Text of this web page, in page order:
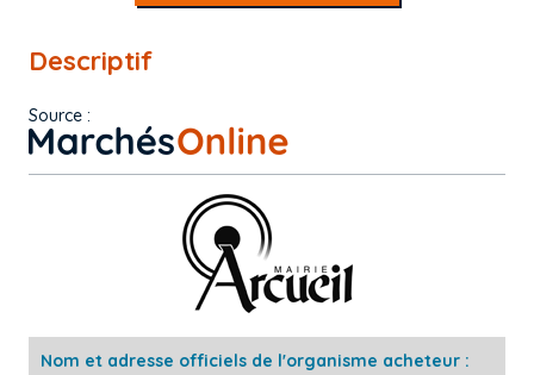
Descriptif
Source :
Nom et adresse officiels de l'organisme acheteur :